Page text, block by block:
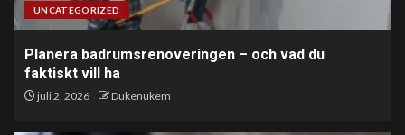
UNCATEGORIZED
Planera badrumsrenoveringen – och vad du
faktiskt vill ha
juli 2, 2026 Dukenukem